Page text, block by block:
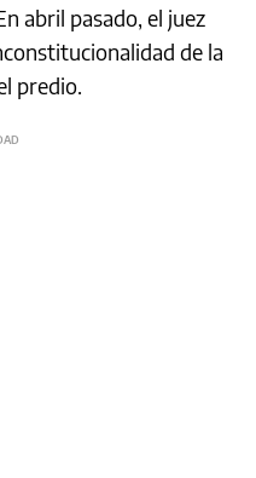
abril pasado, el juez
de la
predio.